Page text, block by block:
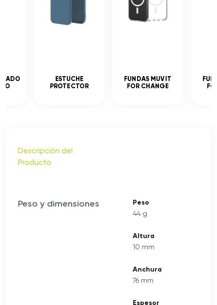
ESTUCHE
PROTECTOR
FUNDAS MUVIT
FOR CHANGE
Descripción del
Producto
Peso y dimensiones Peso
44 g
Altura
10 mm
Anchura
76 mm
Espesor